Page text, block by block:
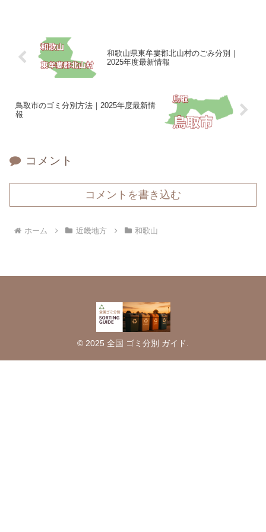
和歌山県東牟婁郡北山村のごみ分別｜
2025年度最新情報
鳥取市のゴミ分別方法｜2025年度最新情
報
コメント
コメントを書き込む
ホーム 近畿地方 和歌山
© 2025 全国 ゴミ分別 ガイド.